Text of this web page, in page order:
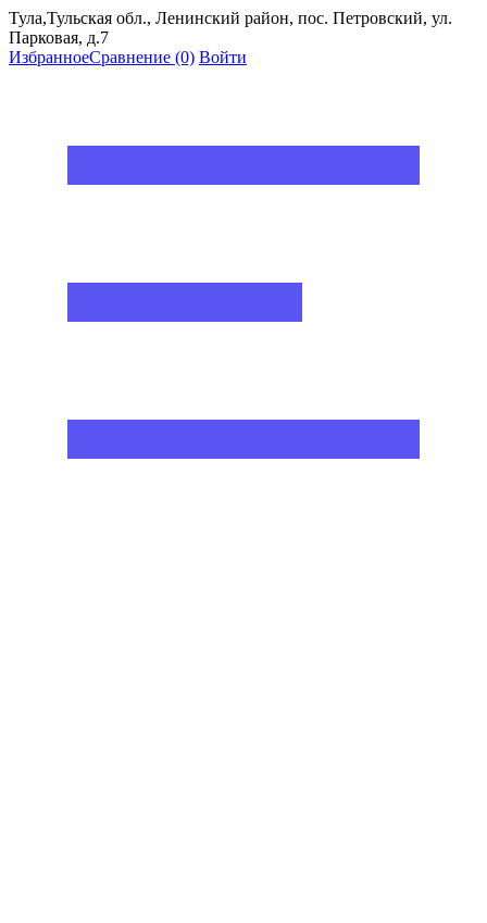
Тула,Тульская обл., Ленинский район, пос. Петровский, ул.
Парковая, д.7
ИзбранноеСравнение (0) Войти